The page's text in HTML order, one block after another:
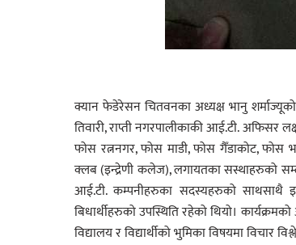
क्यान फेडेरेसन चितवनका अध्यक्ष भानु
तिवारी, राप्ती नगरपालीकाकी आई.टी. अफिसर
फोस रत्ननगर, फोस माडी, फोस गैँडाकोट, फोस
क्लब (इन्द्रेणी कलेज), लगायतका सस्थाहरुको
आई.टी. कम्पनीहरुका सदस्यहरुको साथसाथै
बिधार्थीहरुको उपस्थिति रहेको थियो।
विद्यालय र विद्यार्थीको भुमिका विषयमा विचार